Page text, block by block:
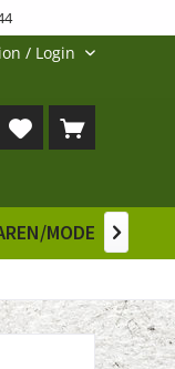
/ Login
MODELLE
